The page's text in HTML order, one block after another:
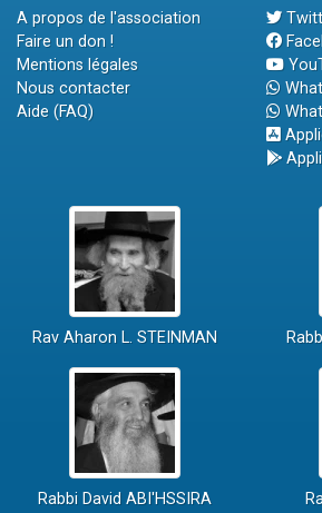
A propos de l'association
Faire un don !
Mentions légales
Nous contacter
Aide (FAQ)
Rav Aharon L. STEINMAN
Rabbi David ABI'HSSIRA